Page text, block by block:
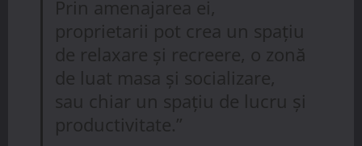
Prin amenajarea ei,
proprietarii pot crea un spațiu
de relaxare și recreere, o zonă
de luat masa și socializare,
sau chiar un spațiu de lucru și
productivitate.”